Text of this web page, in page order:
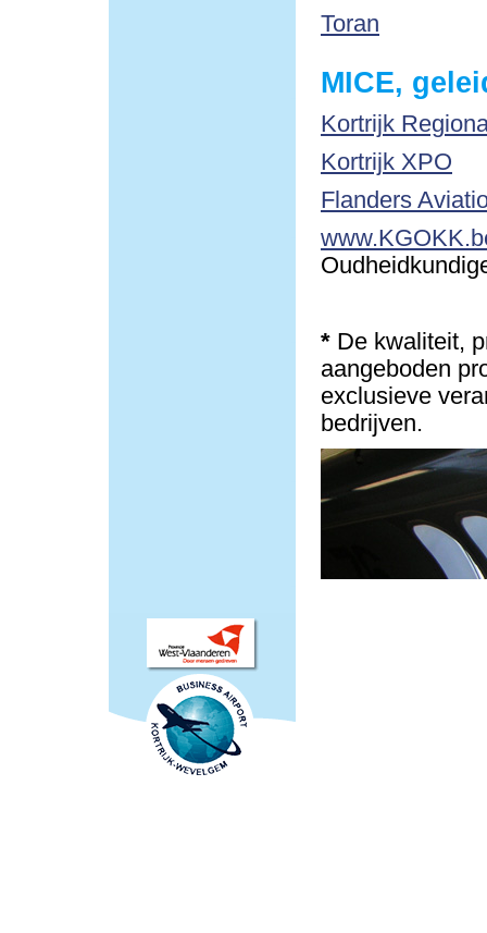
Toran
MICE,
Kortrijk
Kortrijk XPO
Flanders
* De kwaliteit,
aangeboden
exclusieve
bedrijven.